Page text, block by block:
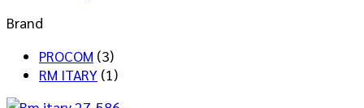
Brand
PROCOM (3)
RM ITARY (1)